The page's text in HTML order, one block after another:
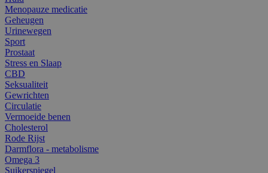
Menopauze medicatie
Geheugen
Urinewegen
Sport
Prostaat
Stress en Slaap
CBD
Seksualiteit
Gewrichten
Circulatie
Vermoeide benen
Cholesterol
Rode Rijst
Darmflora - metabolisme
Omega 3
Suikerspiegel